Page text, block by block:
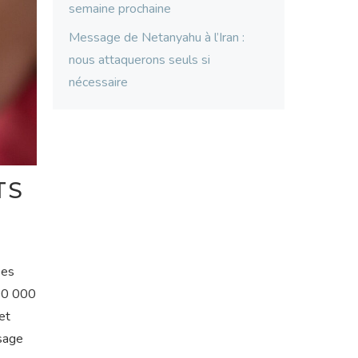
000
semaine prochaine
Message de Netanyahu à l’Iran :
nous attaquerons seuls si
nécessaire